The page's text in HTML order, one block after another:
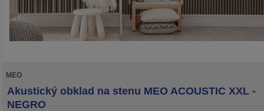
MEO
Akustický obklad na stenu MEO ACOUSTIC XXL -
NEGRO